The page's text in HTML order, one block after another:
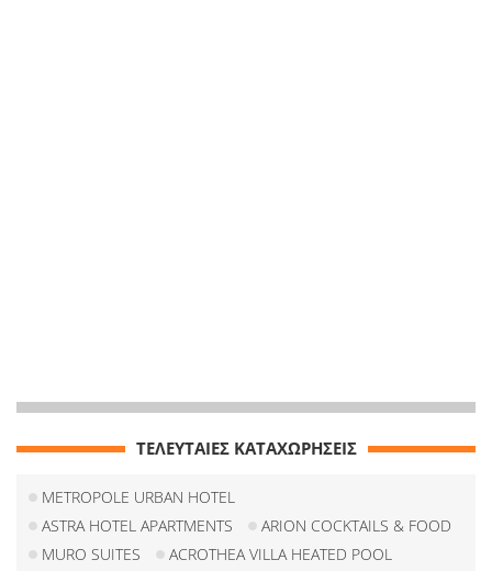
ΤΕΛΕΥΤΑΙΕΣ ΚΑΤΑΧΩΡΗΣΕΙΣ
METROPOLE URBAN HOTEL
ASTRA HOTEL APARTMENTS
ARION COCKTAILS & FOOD
MURO SUITES
ACROTHEA VILLA HEATED POOL